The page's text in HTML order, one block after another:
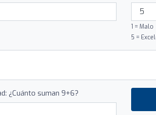
1 = Malo
5 =
¿Cuánto suman 9+6?